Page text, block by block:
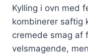
Kylling i ovn med
kombinerer saftig
cremede smag af
velsmagende,